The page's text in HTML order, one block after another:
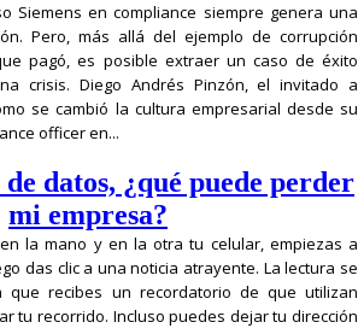
Siemens en compliance siempre genera una
Pero, más allá del ejemplo de corrupción
pagó, es posible extraer un caso de éxito
crisis. Diego Andrés Pinzón, el invitado a
se cambió la cultura empresarial desde su
officer en...
datos, ¿qué puede perder
mi empresa?
la mano y en la otra tu celular, empiezas a
das clic a una noticia atrayente. La lectura se
que recibes un recordatorio de que utilizan
tu recorrido. Incluso puedes dejar tu dirección